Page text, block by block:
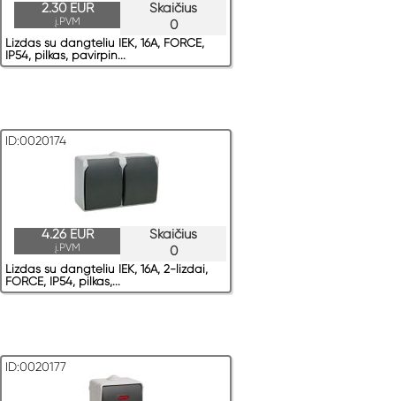
Skaičius
0
2.30 EUR
į.PVM
Lizdas su dangteliu IEK, 16A, FORCE,
IP54, pilkas, pavirрin...
ID:0020174
Skaičius
0
4.26 EUR
į.PVM
Lizdas su dangteliu IEK, 16A, 2-lizdai,
FORCE, IP54, pilkas,...
ID:0020177